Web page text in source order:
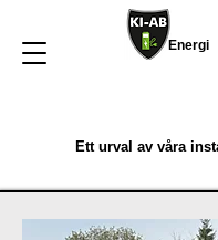
Energi
Ett urval av våra